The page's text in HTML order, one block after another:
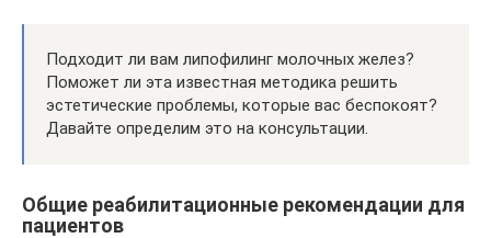
Подходит ли вам липофилинг молочных желез?
Поможет ли эта известная методика решить
эстетические проблемы, которые вас беспокоят?
Давайте определим это на консультации.
Общие реабилитационные рекомендации для
пациентов